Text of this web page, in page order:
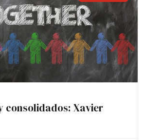
consolidados: Xavier